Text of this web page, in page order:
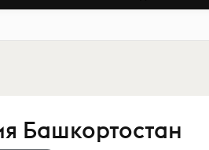
Башкортостан